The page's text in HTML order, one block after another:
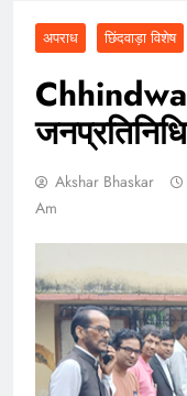
अपराध छिंदवाड़ा विशेष
Akshar Bhaskar
Am